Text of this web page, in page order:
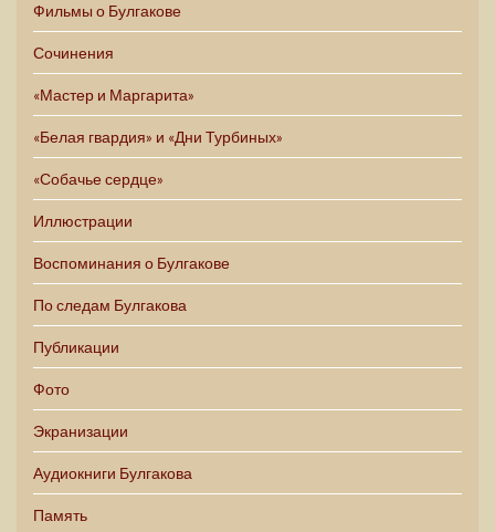
Фильмы о Булгакове
Сочинения
«Мастер и Маргарита»
«Белая гвардия» и «Дни Турбиных»
«Собачье сердце»
Иллюстрации
Воспоминания о Булгакове
По следам Булгакова
Публикации
Фото
Экранизации
Аудиокниги Булгакова
Память